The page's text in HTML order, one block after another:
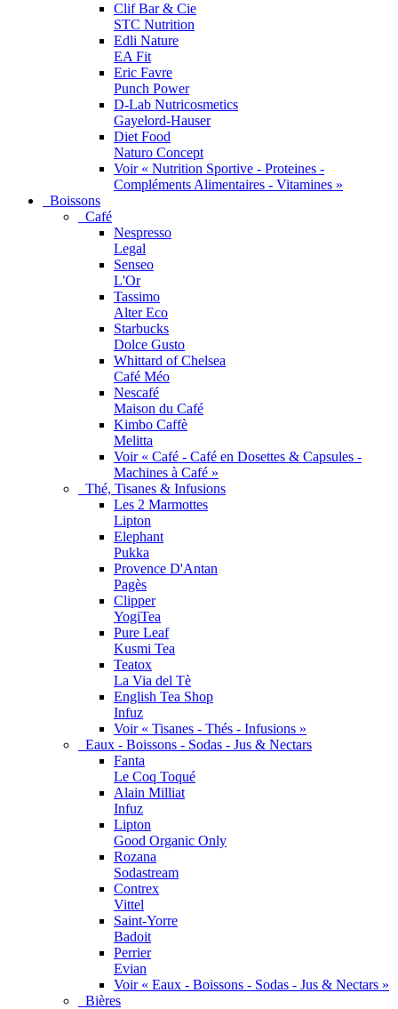
Clif Bar & Cie
STC Nutrition
Edli Nature
EA Fit
Eric Favre
Punch Power
D-Lab Nutricosmetics
Gayelord-Hauser
Diet Food
Naturo Concept
Voir « Nutrition Sportive - Proteines -
Compléments Alimentaires - Vitamines »
Boissons
Café
Nespresso
Legal
Senseo
L'Or
Tassimo
Alter Eco
Starbucks
Dolce Gusto
Whittard of Chelsea
Café Méo
Nescafé
Maison du Café
Kimbo Caffè
Melitta
Voir « Café - Café en Dosettes & Capsules -
Machines à Café »
Thé, Tisanes & Infusions
Les 2 Marmottes
Lipton
Elephant
Pukka
Provence D'Antan
Pagès
Clipper
YogiTea
Pure Leaf
Kusmi Tea
Teatox
La Via del Tè
English Tea Shop
Infuz
Voir « Tisanes - Thés - Infusions »
Eaux - Boissons - Sodas - Jus & Nectars
Fanta
Le Coq Toqué
Alain Milliat
Infuz
Lipton
Good Organic Only
Rozana
Sodastream
Contrex
Vittel
Saint-Yorre
Badoit
Perrier
Evian
Voir « Eaux - Boissons - Sodas - Jus & Nectars »
Bières